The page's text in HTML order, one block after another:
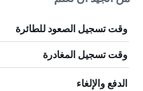
وقت تسجيل الصعود للطائرة
وقت تسجيل المغادرة
الدفع والإلغاء